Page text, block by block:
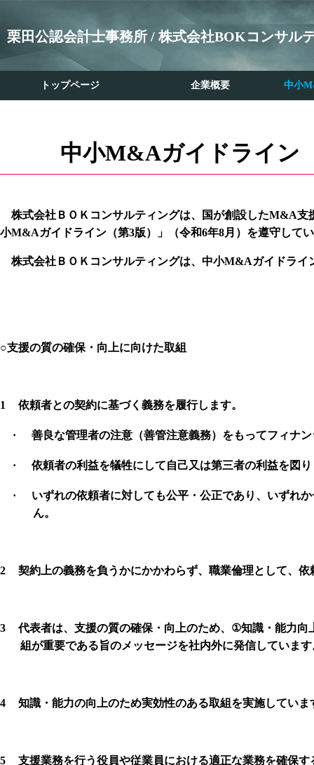
栗田公認会計士事務所 / 株式会社BOKコンサル
トップページ 企業概要 中小
中小M&Aガイドライン
株式会社ＢＯＫコンサルティングは、国が創設したM&A支
小M&Aガイドライン（第3版）」（令和6年8月）を遵守して
株式会社ＢＯＫコンサルティングは、中小M&Aガイドライ
○支援の質の確保・向上に向けた取組
1 依頼者との契約に基づく義務を履行します。
· 善良な管理者の注意（善管注意義務）をもってフィナ
· 依頼者の利益を犠牲にして自己又は第三者の利益を図
·
いずれの依頼者に対しても公平・公正であり、いずれ
ん。
2 契約上の義務を負うかにかかわらず、職業倫理として、
3 代表者は、支援の質の確保・向上のため、 ①知識・能力向
組が重要である旨のメッセージを社内外に発信していま
4 知識・能力の向上のため実効性のある取組を実施していま
5 支援業務を行う役員や従業員における適正な業務を確保